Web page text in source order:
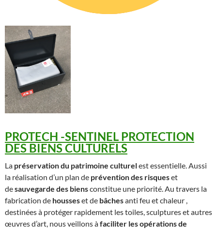
PROTECH -SENTINEL PROTECTION
DES BIENS CULTURELS
La préservation du patrimoine culturelest essentielle. Aussi
la réalisation d’un plan de prévention des risqueset
desauvegarde des biensconstitue une priorité. Au travers la
fabrication de housseset de bâchesanti feu et chaleur ,
destinées à protéger rapidement les toiles, sculptures et autres
œuvres d’art, nous veillons àfaciliter les opérations de